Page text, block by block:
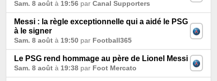
Sam. 8 août à 19:56 par Canal Supporters
Messi : la règle exceptionnelle qui a aidé le PSG
à le signer
Sam. 8 août à 19:50 par Football365
Le PSG rend hommage au père de Lionel Messi
Sam. 8 août à 19:38 par Foot Mercato